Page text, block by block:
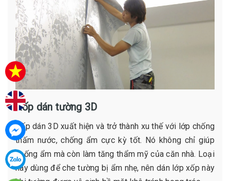
Xốp dán tường 3D
Xốp dán 3D xuất hiện và trở thành xu thế với lớp chống
thấm nước, chống ẩm cực kỳ tốt. Nó không chỉ giúp
chống ẩm mà còn làm tăng thẩm mỹ của căn nhà. Loại
này dùng để che tường bị ẩm nhẹ, nên dán lớp xốp này